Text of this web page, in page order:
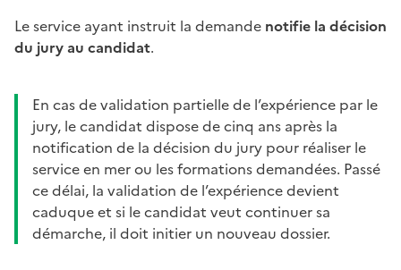
Le service ayant instruit la demande notifie la décision
du jury au candidat.
En cas de validation partielle de l’expérience par le
jury, le candidat dispose de cinq ans après la
notification de la décision du jury pour réaliser le
service en mer ou les formations demandées. Passé
ce délai, la validation de l’expérience devient
caduque et si le candidat veut continuer sa
démarche, il doit initier un nouveau dossier.